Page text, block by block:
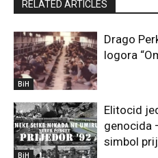
RELATED ARTICLES
BiH
Drago
logora
BiH
Elitocid
genocida
simbol